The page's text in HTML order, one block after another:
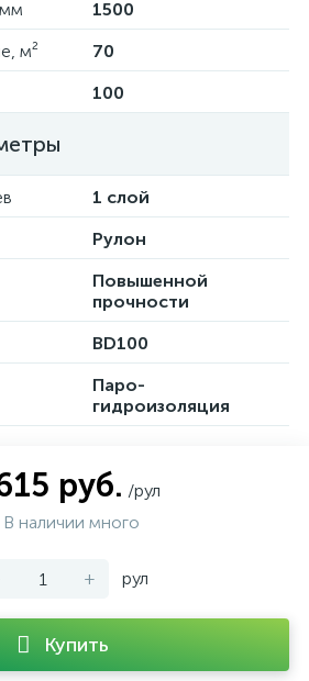
1500
м²
70
100
1 слой
Рулон
Повышенной
прочности
BD100
Паро-
гидроизоляция
руб. /рул
В наличии много
+ рул
Купить